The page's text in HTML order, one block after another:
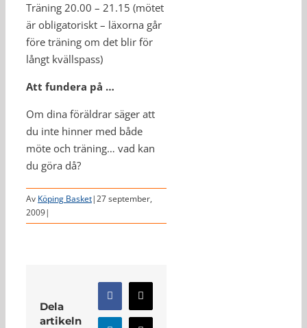
Träning 20.00 – 21.15 (mötet
är obligatoriskt – läxorna går
före träning om det blir för
långt kvällspass)
Att fundera på …
Om dina föräldrar säger att
du inte hinner med både
möte och träning… vad kan
du göra då?
Av Köping Basket|27 september,
2009|
Dela
artikeln
Facebook
X